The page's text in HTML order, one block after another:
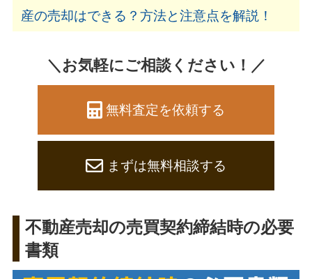
産の売却はできる？方法と注意点を解説！
＼お気軽にご相談ください！／
無料査定を依頼する
まずは無料相談する
不動産売却の売買契約締結時の必要
書類